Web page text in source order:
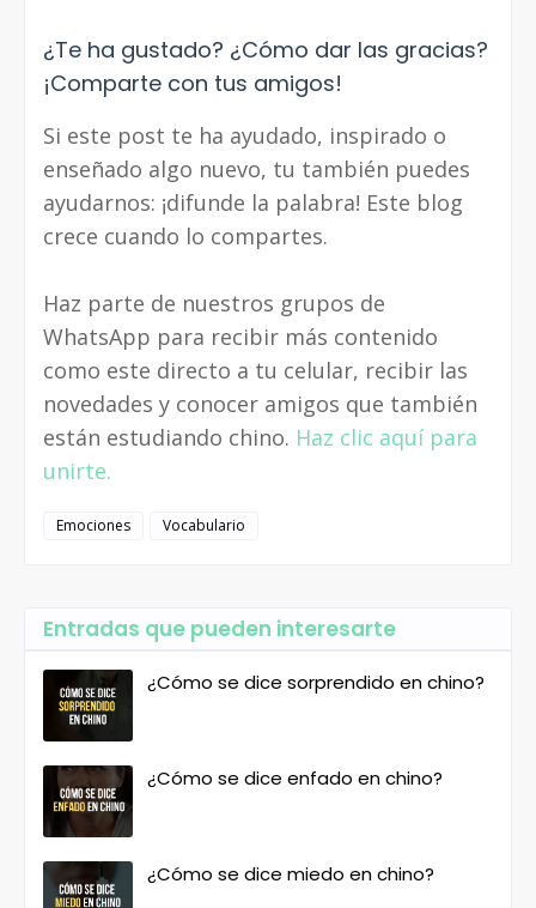
¿Te ha gustado? ¿Cómo dar las gracias?
¡Comparte con tus amigos!
Si este post te ha ayudado, inspirado o
enseñado algo nuevo, tu también puedes
ayudarnos: ¡difunde la palabra! Este blog
crece cuando lo compartes.
Haz parte de nuestros grupos de
WhatsApp para recibir más contenido
como este directo a tu celular, recibir las
novedades y conocer amigos que también
están estudiando chino. Haz clic aquí para
unirte.
Emociones Vocabulario
Entradas que pueden interesarte
¿Cómo se dice sorprendido en chino?
¿Cómo se dice enfado en chino?
¿Cómo se dice miedo en chino?